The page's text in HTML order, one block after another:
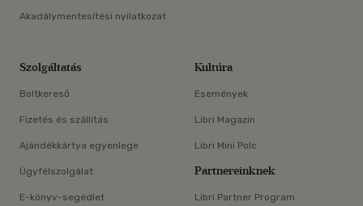
Akadálymentesítési nyilatkozat
Szolgáltatás
Boltkereső
Fizetés és szállítás
Ajándékkártya egyenlege
Ügyfélszolgálat
E-könyv-segédlet
Kultúra
Események
Libri Magazin
Libri Mini Polc
Partnereinknek
Libri Partner Program